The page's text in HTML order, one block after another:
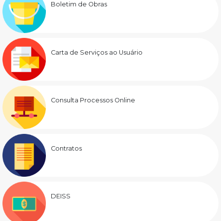
Boletim de Obras
Carta de Serviços ao Usuário
Consulta Processos Online
Contratos
DEISS